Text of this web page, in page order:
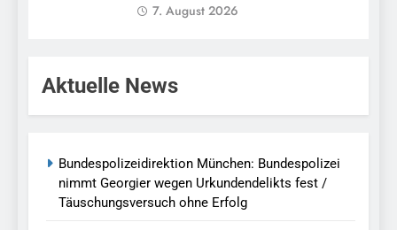
7. August 2026
Aktuelle News
Bundespolizeidirektion München: Bundespolizei
nimmt Georgier wegen Urkundendelikts fest /
Täuschungsversuch ohne Erfolg